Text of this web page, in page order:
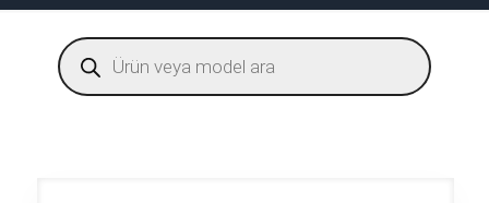
Products
search